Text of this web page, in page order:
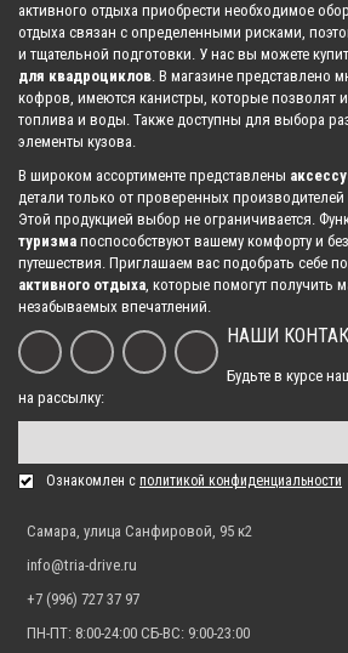
активного отдыха приобрести необходимое
отдыха связан с определенными рисками,
и тщательной подготовки. У нас вы можете
для квадроциклов. В магазине представлено
кофров, имеются канистры, которые позволят
топлива и воды. Также доступны для выбора
элементы кузова.
В широком ассортименте представлены
детали только от проверенных
Этой продукцией выбор не ограничивается.
туризма поспособствуют вашему комфорту и
путешествия. Приглашаем вас подобрать себе
активного отдыха, которые помогут получить
незабываемых впечатлений.
НАШИ
Будьте в курсе
на рассылку:
Ознакомлен с политикой конфиденциальности
Самара, улица Санфировой, 95 к2
info@tria-drive.ru
+7 (996) 727 37 97
ПН-ПТ: 8:00-24:00 СБ-ВС: 9:00-23:00